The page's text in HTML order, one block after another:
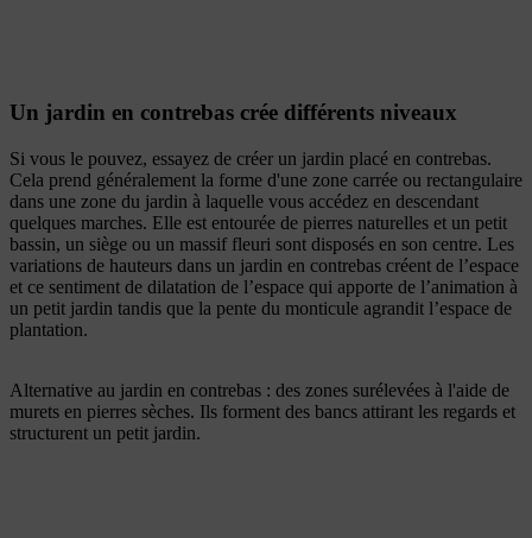
Un jardin en contrebas crée différents niveaux
Si vous le pouvez, essayez de créer un jardin placé en contrebas.
Cela prend généralement la forme d'une zone carrée ou rectangulaire
dans une zone du jardin à laquelle vous accédez en descendant
quelques marches. Elle est entourée de pierres naturelles et un petit
bassin, un siège ou un massif fleuri sont disposés en son centre. Les
variations de hauteurs dans un jardin en contrebas créent de l’espace
et ce sentiment de dilatation de l’espace qui apporte de l’animation à
un petit jardin tandis que la pente du monticule agrandit l’espace de
plantation.
Alternative au jardin en contrebas : des zones surélevées à l'aide de
murets en pierres sèches. Ils forment des bancs attirant les regards et
structurent un petit jardin.